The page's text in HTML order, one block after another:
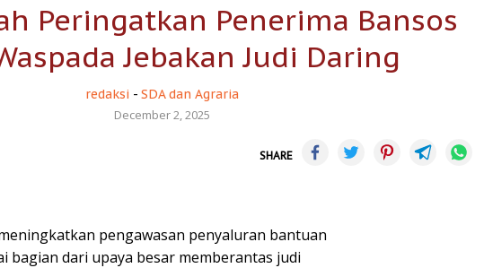
Peringatkan Penerima Bansos
Jebakan Judi Daring
redaksi - SDA dan Agraria
December 2, 2025
SHARE
pengawasan penyaluran bantuan
bagian dari upaya besar memberantas judi